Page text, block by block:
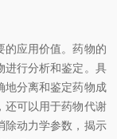
应用价值。药物的
进行分析和鉴定。具
地分离和鉴定药物成
还可以用于药物代谢
除动力学参数，揭示